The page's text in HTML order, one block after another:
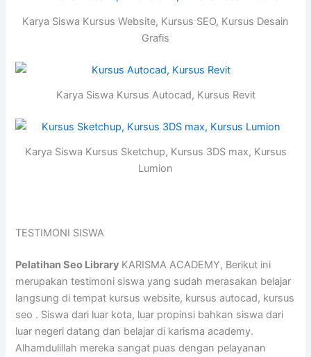
Karya Siswa Kursus Website, Kursus SEO, Kursus Desain
Grafis
Karya Siswa Kursus Autocad, Kursus Revit
Karya Siswa Kursus Sketchup, Kursus 3DS max, Kursus
Lumion
TESTIMONI SISWA
Pelatihan Seo Library KARISMA ACADEMY, Berikut ini
merupakan testimoni siswa yang sudah merasakan belajar
langsung di tempat kursus website, kursus autocad, kursus
seo . Siswa dari luar kota, luar propinsi bahkan siswa dari
luar negeri datang dan belajar di karisma academy.
Alhamdulillah mereka sangat puas dengan pelayanan